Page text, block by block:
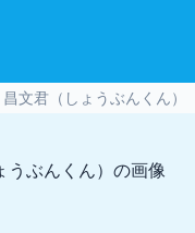
昌文君（しょうぶんくん）